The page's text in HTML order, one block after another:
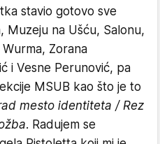
stavio gotovo sve
Muzeju na Ušću, Salonu,
Zorana
i Vesne Perunović, pa
MSUB kao što je to
mesto identiteta / Rez
. Radujem se